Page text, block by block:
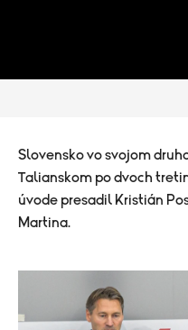
Slovensko vo svojom
Talianskom po dvoch
úvode presadil Kristián
Martina.